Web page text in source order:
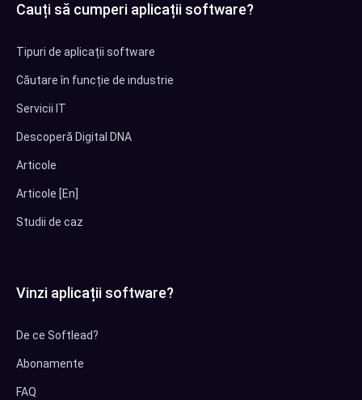
Cauți să cumperi aplicații software?
Tipuri de aplicații software
Căutare în funcție de industrie
Servicii IT
Descoperă Digital DNA
Articole
Articole [En]
Studii de caz
Vinzi aplicații software?
De ce Softlead?
Abonamente
FAQ